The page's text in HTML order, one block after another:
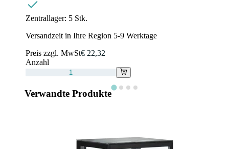
Zentrallager: 5 Stk.
Versandzeit in Ihre Region 5-9 Werktage
Preis zzgl. MwSt€ 22,32
Anzahl
Verwandte Produkte